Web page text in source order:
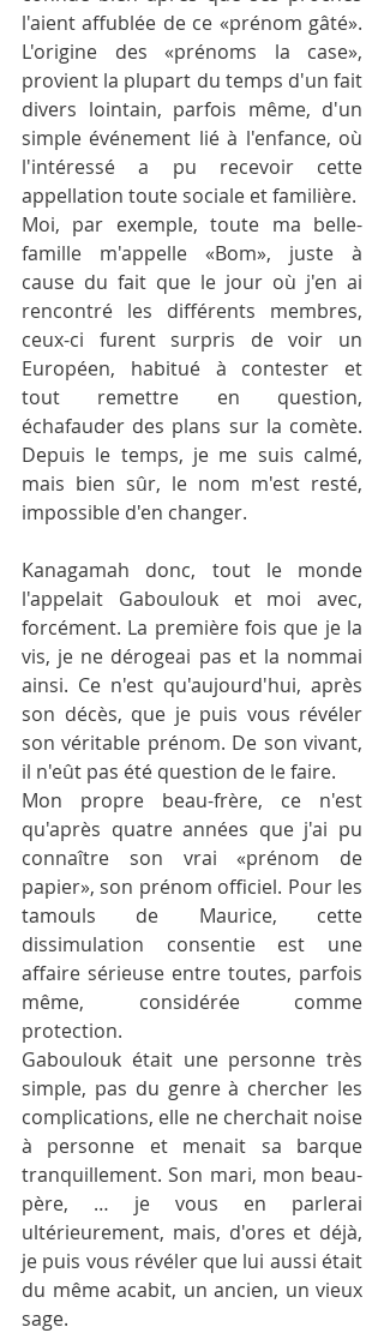
l'aient affublée de ce «prénom gâté».
L'origine des «prénoms la case»,
provient la plupart du temps d'un fait
divers lointain, parfois même, d'un
simple événement lié à l'enfance, où
l'intéressé a pu recevoir cette
appellation toute sociale et familière.
Moi, par exemple, toute ma belle-
famille m'appelle «Bom», juste à
cause du fait que le jour où j'en ai
rencontré les différents membres,
ceux-ci furent surpris de voir un
Européen, habitué à contester et
tout remettre en question,
échafauder des plans sur la comète.
Depuis le temps, je me suis calmé,
mais bien sûr, le nom m'est resté,
impossible d'en changer.
Kanagamah donc, tout le monde
l'appelait Gaboulouk et moi avec,
forcément. La première fois que je la
vis, je ne dérogeai pas et la nommai
ainsi. Ce n'est qu'aujourd'hui, après
son décès, que je puis vous révéler
son véritable prénom. De son vivant,
il n'eût pas été question de le faire.
Mon propre beau-frère, ce n'est
qu'après quatre années que j'ai pu
connaître son vrai «prénom de
papier», son prénom officiel. Pour les
tamouls de Maurice, cette
dissimulation consentie est une
affaire sérieuse entre toutes, parfois
même, considérée comme
protection.
Gaboulouk était une personne très
simple, pas du genre à chercher les
complications, elle ne cherchait noise
à personne et menait sa barque
tranquillement. Son mari, mon beau-
père, … je vous en parlerai
ultérieurement, mais, d'ores et déjà,
je puis vous révéler que lui aussi était
du même acabit, un ancien, un vieux
sage.